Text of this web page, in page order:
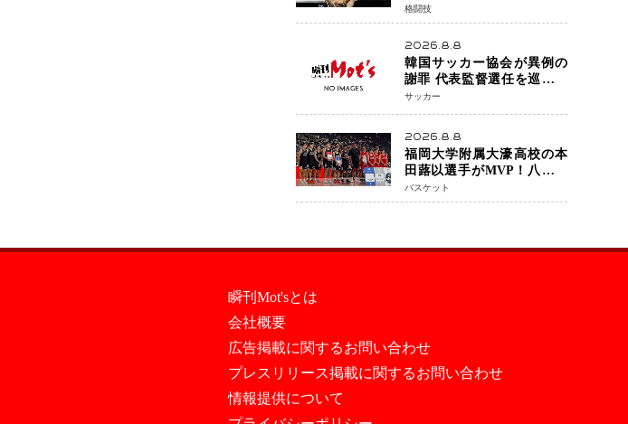
強烈な打撃を耐え抜き、リ
アネイキッドチョークで勝
利
格闘技
2026.8.8
韓国サッカー協会が異例の
謝罪 代表監督選任を巡る疑
惑など相次ぐ問題「組織の
刷新」誓う
サッカー
2026.8.8
福岡大学附属大濠高校の本
田蕗以選手がMVP！八村塁
主宰「BLACK SAMURAI
SUMMIT 2026」で存在感
バスケット
瞬刊Mot'sとは
会社概要
広告掲載に関するお問い合わせ
プレスリリース掲載に関するお問い合わせ
情報提供について